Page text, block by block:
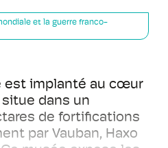
et la guerre franco-
est implanté au cœur
dans un
de fortifications
par Vauban, Haxo